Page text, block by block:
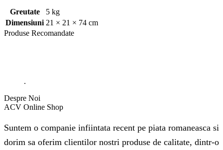
Greutate
5 kg
Dimensiuni 21 × 21 × 74 cm
Produse Recomandate
.
Despre Noi
ACV Online Shop
Suntem o companie infiintata recent pe piata romaneasca si
dorim sa oferim clientilor nostri produse de calitate, dintr-o